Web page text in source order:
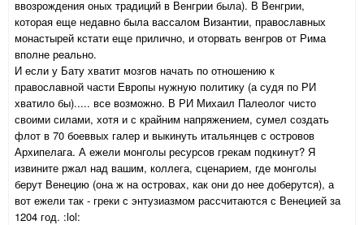
ввозрождения оных традиций в Венгрии была). В Венгрии,
которая еще недавно была вассалом Византии, православных
монастырей кстати еще прилично, и оторвать венгров от Рима
вполне реально.
И если у Бату хватит мозгов начать по отношению к
православной части Европы нужную политику (а судя по РИ
хватило бы)..... все возможно. В РИ Михаил Палеолог чисто
своими силами, хотя и с крайним напряжением, сумел создать
флот в 70 боеввых галер и выкинуть итальянцев с островов
Архипелага. А ежели монголы ресурсов грекам подкинут? Я
извините ржал над вашим, коллега, сценарием, где монголы
берут Венецию (она ж на островах, как они до нее доберутся), а
вот ежели так - греки с энтузиазмом рассчитаются с Венецией за
1204 год. :lol: